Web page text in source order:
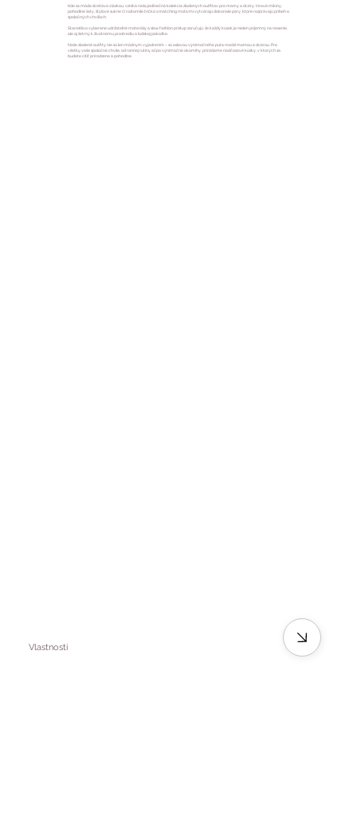
Kde sa móda stretáva s láskou, vzniká naša jedinečná kolekcia zladených outfitov pre mamy a dcéry. Hravé mikiny,
pohodlné šaty, štýlové sukne či roztomilé tričká s matching motívmi vytvárajú dokonalé páry, ktoré rozprávajú príbeh o
spoločných chvíľach.
Starostlivo vyberané udržateľné materiály a slow fashion prístup zaručujú, že každý kúsok je nielen príjemný na nosenie,
ale aj šetrný k životnému prostrediu a ľudskej pokožke.
Naše zladené outfity nie sú len módnym vyjadrením – sú oslavou výnimočného puta medzi mamou a dcérou. Pre
všetky vaše spoločné chvíle, od rannej rutiny až po výnimočné okamihy, prinášame nadčasové kúsky, v ktorých sa
budete cítiť prirodzene a pohodlne.
Vlastnosti